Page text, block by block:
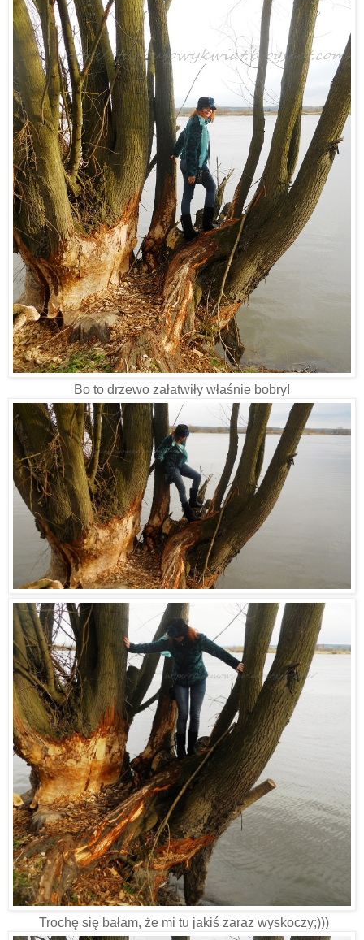
Bo to drzewo załatwiły właśnie bobry!
Trochę się bałam, że mi tu jakiś zaraz wyskoczy;)))